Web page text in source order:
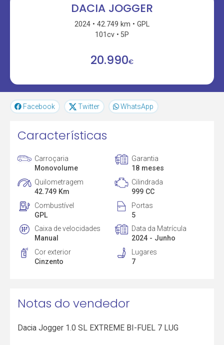
DACIA JOGGER
2024 42.749 km
GPL
101cv
5P
20.990€
Facebook Twitter WhatsApp
Características
Carroçaria
Monovolume
Garantia
18 meses
Quilometragem
42.749 Km
Cilindrada
999 CC
Combustível
GPL
Portas
5
Caixa de velocidades
Manual
Data da Matrícula
2024 - Junho
Cor exterior
Cinzento
Lugares
7
Notas do vendedor
Dacia Jogger 1.0 SL EXTREME BI-FUEL 7 LUG